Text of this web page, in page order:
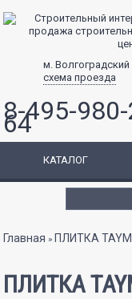
м. Волгоградский
схема проезда
8-495-
64
КАТАЛОГ
Вы здесь
Главная » ПЛИТКА
ПЛИТКА